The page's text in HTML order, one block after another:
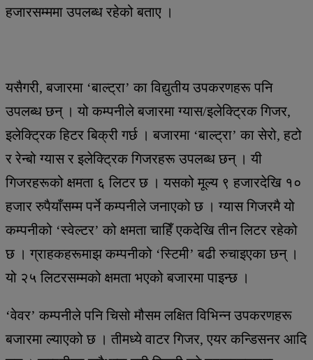
हजारसम्ममा उपलब्ध रहेको बताए ।
यसैगरी, बजारमा ‘बाल्ट्रा’ का विद्युतीय उपकरणहरू पनि
उपलब्ध छन् । यो कम्पनीले बजारमा ग्यास/इलेक्ट्रिक गिजर,
इलेक्ट्रिक हिटर बिक्री गर्छ । बजारमा ‘बाल्ट्रा’ का सेरो, हटो
र रेन्बो ग्यास र इलेक्ट्रिक गिजरहरू उपलब्ध छन् । यी
गिजरहरूको क्षमता ६ लिटर छ । यसको मूल्य ९ हजारदेखि १०
हजार रुपैयाँसम्म पर्ने कम्पनीले जनाएको छ । ग्यास गिजरमै यो
कम्पनीको ‘स्वेल्टर’ को क्षमता चाहिँ एकदेखि तीन लिटर रहेको
छ । ग्राहकहरूमाझ कम्पनीको ‘स्टिमी’ बढी रुचाइएका छन् ।
यो २५ लिटरसम्मको क्षमता भएको बजारमा पाइन्छ ।
‘वेवर’ कम्पनीले पनि चिसो मौसम लक्षित विभिन्न उपकरणहरू
बजारमा ल्याएको छ । तीमध्ये वाटर गिजर, एयर कन्डिसनर आदि